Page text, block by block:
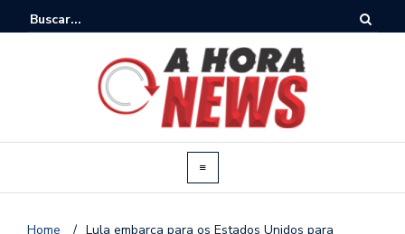
Home / Lula embarca para os Estados Unidos para